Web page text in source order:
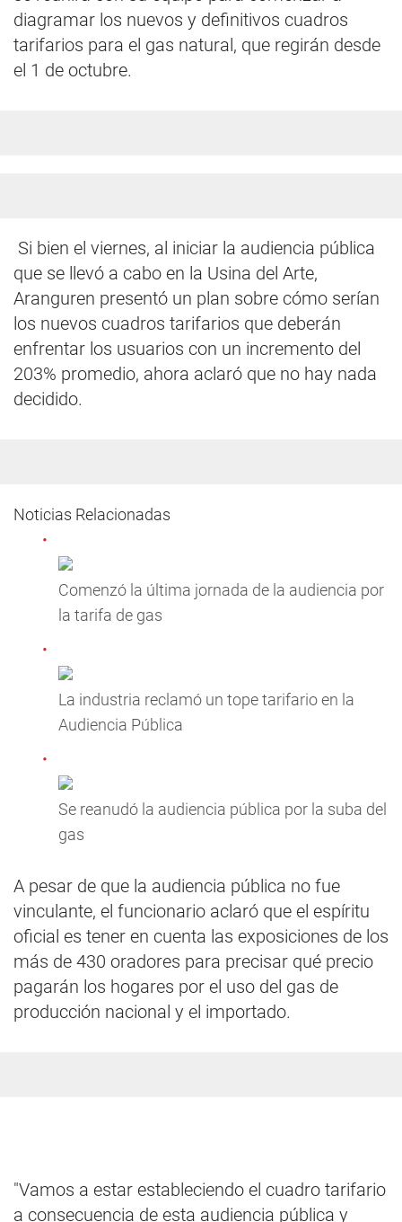
diagramar los nuevos y definitivos cuadros
tarifarios para el gas natural, que regirán desde
el 1 de octubre.
Si bien el viernes, al iniciar la audiencia pública
que se llevó a cabo en la Usina del Arte,
Aranguren presentó un plan sobre cómo serían
los nuevos cuadros tarifarios que deberán
enfrentar los usuarios con un incremento del
203% promedio, ahora aclaró que no hay nada
decidido.
Noticias Relacionadas
Comenzó la última jornada de la audiencia por
la tarifa de gas
La industria reclamó un tope tarifario en la
Audiencia Pública
Se reanudó la audiencia pública por la suba del
gas
A pesar de que la audiencia pública no fue
vinculante, el funcionario aclaró que el espíritu
oficial es tener en cuenta las exposiciones de los
más de 430 oradores para precisar qué precio
pagarán los hogares por el uso del gas de
producción nacional y el importado.
"Vamos a estar estableciendo el cuadro tarifario
a consecuencia de esta audiencia pública y